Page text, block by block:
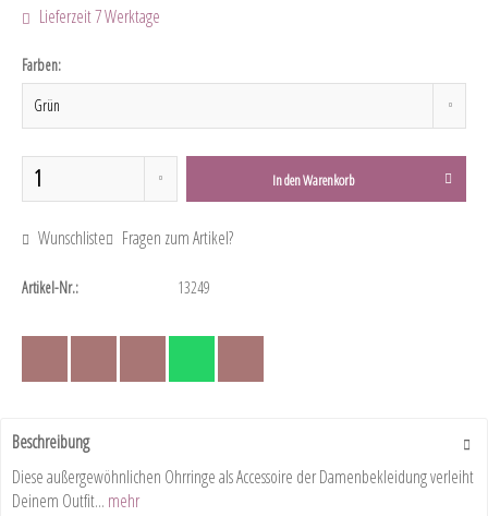
Lieferzeit 7 Werktage
Farben:
In denWarenkorb
Wunschliste Fragen zum Artikel?
Artikel-Nr.: 13249
Beschreibung
Diese außergewöhnlichen Ohrringe als Accessoire der Damenbekleidung verleiht
Deinem Outfit... mehr